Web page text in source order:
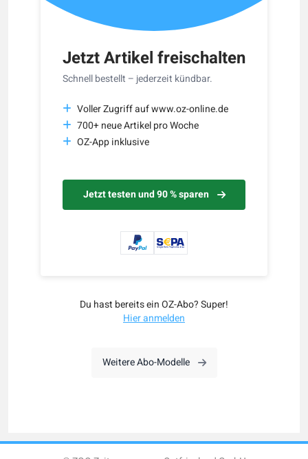
Jetzt Artikel freischalten
Schnell bestellt – jederzeit kündbar.
Voller Zugriff auf www.oz-online.de
700+ neue Artikel pro Woche
OZ-App inklusive
Jetzt testen und 90 % sparen
Du hast bereits ein OZ-Abo? Super!
Hier anmelden
Weitere Abo-Modelle